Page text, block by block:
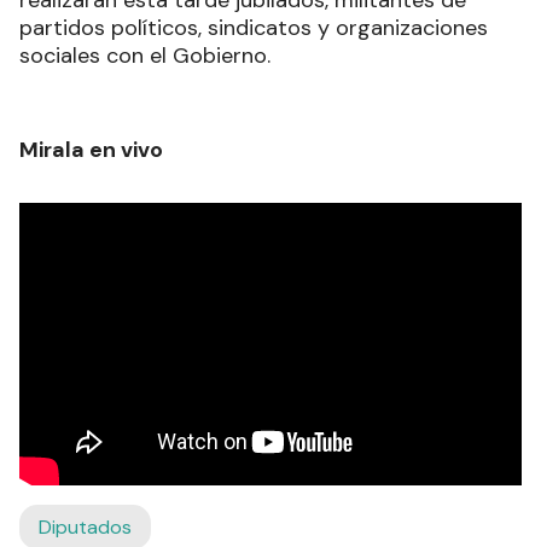
partidos políticos, sindicatos y organizaciones
sociales con el Gobierno.
Mirala en vivo
Diputados